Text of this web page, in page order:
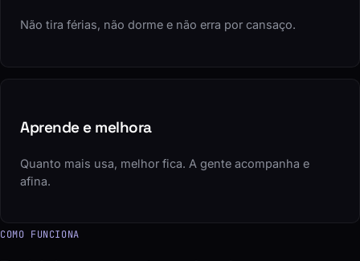
Não tira férias, não dorme e não erra por cansaço.
Aprende e melhora
Quanto mais usa, melhor fica. A gente acompanha e
afina.
COMO FUNCIONA